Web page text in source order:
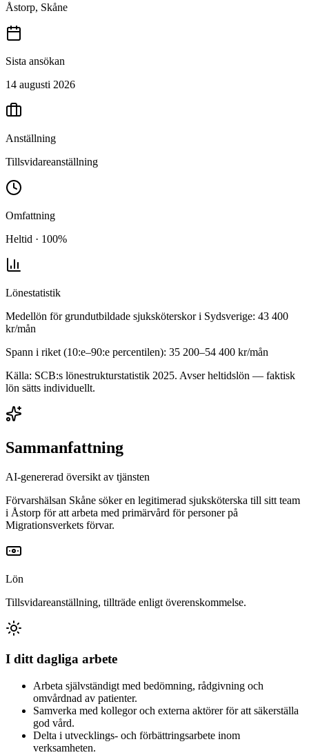
Åstorp, Skåne
Sista ansökan
14 augusti 2026
Anställning
Tillsvidareanställning
Omfattning
Heltid · 100%
Lönestatistik
Medellön för grundutbildade sjuksköterskori Sydsverige: 43 400
kr/mån
Spann i riket (10:e–90:e percentilen): 35 200–54 400 kr/mån
Källa: SCB:s lönestrukturstatistik 2025. Avser heltidslön — faktisk
lön sätts individuellt.
Sammanfattning
AI-genererad översikt av tjänsten
Förvarshälsan Skåne söker en legitimerad sjuksköterska till sitt team
i Åstorp för att arbeta med primärvård för personer på
Migrationsverkets förvar.
Lön
Tillsvidareanställning, tillträde enligt överenskommelse.
I ditt dagliga arbete
Arbeta självständigt med bedömning, rådgivning och
omvårdnad av patienter.
Samverka med kollegor och externa aktörer för att säkerställa
god vård.
Delta i utvecklings- och förbättringsarbete inom
verksamheten.